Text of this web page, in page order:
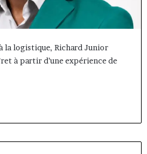
la logistique, Richard Junior
à partir d’une expérience de